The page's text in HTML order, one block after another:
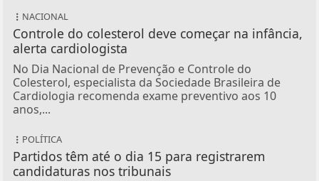
NACIONAL
Controle do colesterol deve começar na infância,
alerta cardiologista
No Dia Nacional de Prevenção e Controle do
Colesterol, especialista da Sociedade Brasileira de
Cardiologia recomenda exame preventivo aos 10
anos,...
POLÍTICA
Partidos têm até o dia 15 para registrarem
candidaturas nos tribunais